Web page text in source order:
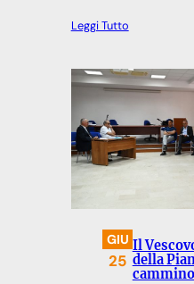
Leggi Tutto
GIU
25
Il
della